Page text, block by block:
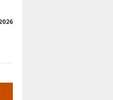
Gratis di Jakarta Timur